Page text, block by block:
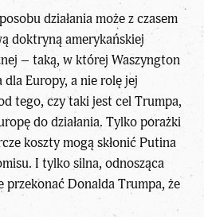
działania może z czasem
doktryną amerykańskiej
– taką, w której Waszyngton
dla Europy, a nie rolę jej
tego, czy taki jest cel Trumpa,
do działania. Tylko porażki
koszty mogą skłonić Putina
Itylko silna, odnosząca
przekonać Donalda Trumpa, że